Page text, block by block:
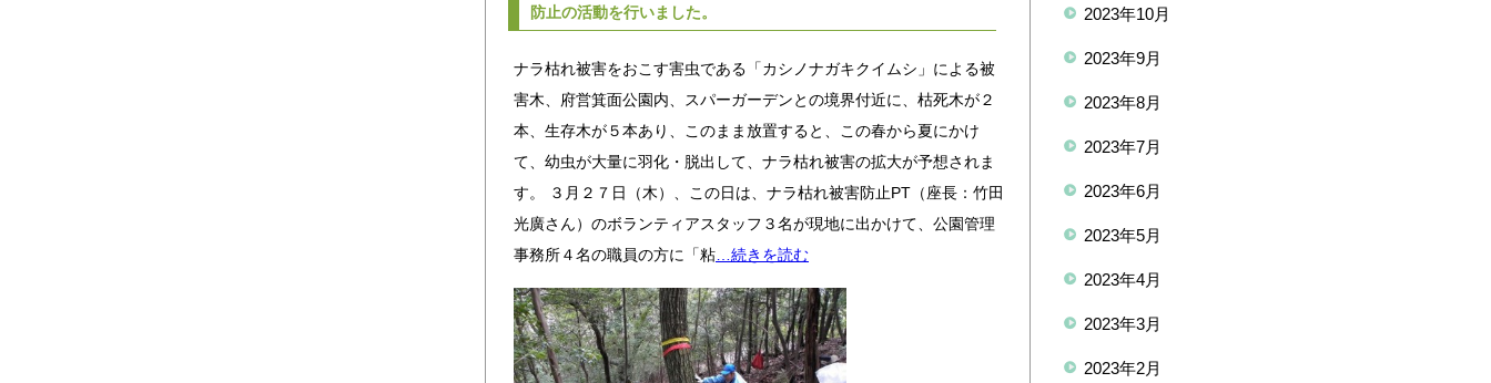
防止の活動を行いました。
ナラ枯れ被害をおこす害虫である「カシノナガキクイムシ」による被
害木、府営箕面公園内、スパーガーデンとの境界付近に、枯死木が２
本、生存木が５本あり、このまま放置すると、この春から夏にかけ
て、幼虫が大量に羽化・脱出して、ナラ枯れ被害の拡大が予想されま
す。 ３月２７日（木）、この日は、ナラ枯れ被害防止PT（座長：竹田
光廣さん）のボランティアスタッフ３名が現地に出かけて、公園管理
事務所４名の職員の方に「粘…続きを読む
2023年10月
2023年9月
2023年8月
2023年7月
2023年6月
2023年5月
2023年4月
2023年3月
2023年2月